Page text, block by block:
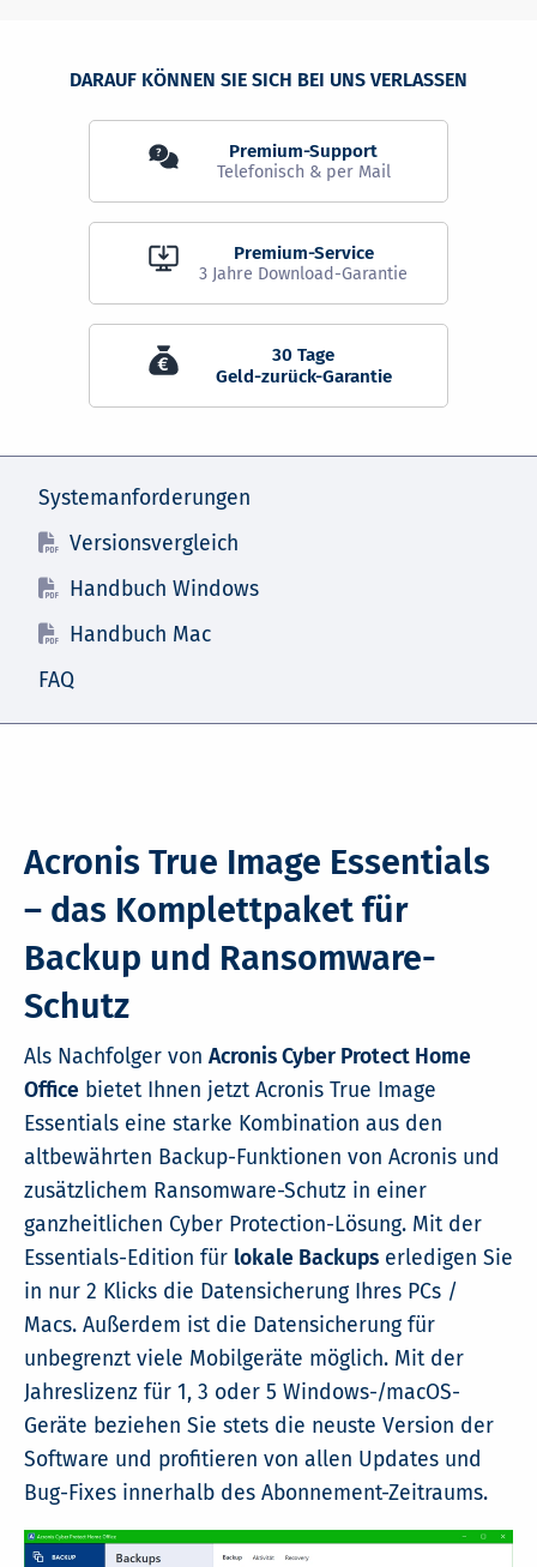
Systemanforderungen
Versionsvergleich
Handbuch Windows
Handbuch Mac
FAQ
Acronis True Image Essentials
– das Komplettpaket für
Backup und Ransomware-
Schutz
Als Nachfolger von Acronis Cyber Protect Home
Office bietet Ihnen jetzt Acronis True Image
Essentials eine starke Kombination aus den
altbewährten Backup-Funktionen von Acronis und
zusätzlichem Ransomware-Schutz in einer
ganzheitlichen Cyber Protection-Lösung. Mit der
Essentials-Edition für lokale Backups erledigen Sie
in nur 2 Klicks die Datensicherung Ihres PCs /
Macs. Außerdem ist die Datensicherung für
unbegrenzt viele Mobilgeräte möglich. Mit der
Jahreslizenz für 1, 3 oder 5 Windows-/macOS-
Geräte beziehen Sie stets die neuste Version der
Software und profitieren von allen Updates und
Bug-Fixes innerhalb des Abonnement-Zeitraums.